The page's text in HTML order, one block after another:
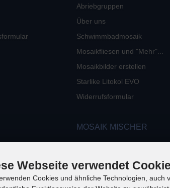
Abriebgruppen
Über uns
Schwimmbadmosaik
Mosaikfliesen und "Mehr"...
Mosaikbilder erstellen
Starlike Litokol EVO
Widerrufsformular
MOSAIK MISCHER
Webseite verwendet
Cookies und ähnliche Technologien, auch